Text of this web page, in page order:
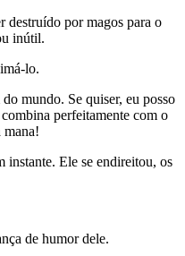
destruído por magos para o
inútil.
lo.
mundo. Se quiser, eu posso
perfeitamente com o
mana!
instante. Ele se endireitou, os
de humor dele.